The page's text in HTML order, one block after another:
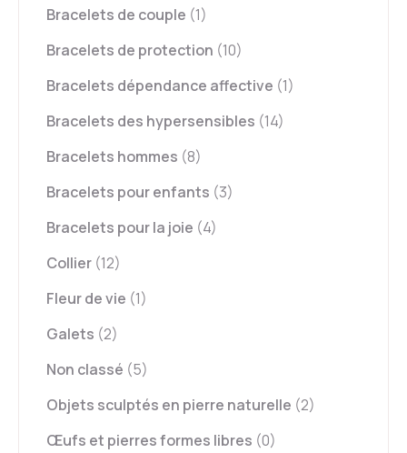
Bracelets de couple (1)
Bracelets de protection (10)
Bracelets dépendance affective (1)
Bracelets des hypersensibles (14)
Bracelets hommes (8)
Bracelets pour enfants (3)
Bracelets pour la joie (4)
Collier (12)
Fleur de vie (1)
Galets (2)
Non classé (5)
Objets sculptés en pierre naturelle (2)
Œufs et pierres formes libres (0)